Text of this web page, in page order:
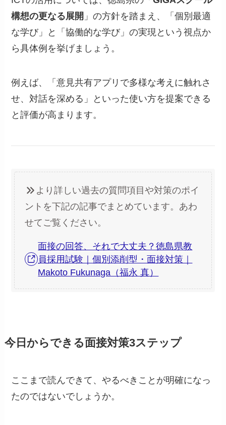
構想の更なる展開 」の方針を踏まえ、「個別最適
な学び」と「協働的な学び」の実現という視点か
ら具体例を挙げましょう。
例えば、「意見共有アプリで多様な考えに触れさ
せ、対話を深める」といった使い方を提案できる
と評価が高まります。
より詳しい過去の質問項目や対策のポイ
ントを下記の記事でまとめています。あわ
せてご覧ください。
面接の回答、それで大丈夫？徳島県教
員採用試験｜個別添削型・面接対策｜
Makoto Fukunaga（福永 真）
今日からできる面接対策3ステップ
ここまで読んできて、やるべきことが明確になっ
たのではないでしょうか。